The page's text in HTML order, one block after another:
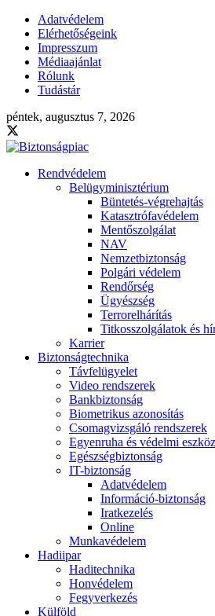
Adatvédelem
Elérhetőségeink
Impresszum
Médiaajánlat
Rólunk
Tudástár
péntek, augusztus 7, 2026
Rendvédelem
Belügyminisztérium
Büntetés-végrehajtás
Katasztrófavédelem
Mentőszolgálat
NAV
Nemzetbiztonság
Polgári védelem
Rendőrség
Ügyészség
Terrorelhárítás
Titkosszolgálatok és
Karrier
Biztonságtechnika
Távfelügyelet
Video rendszerek
Bankbiztonság
Biometrikus azonosítás
Csomagvizsgáló rendszerek
Egyenruha és védelmi
Egészségbiztonság
IT-biztonság
Adatvédelem
Információ-biztonság
Iratkezelés
Online
Munkavédelem
Hadiipar
Haditechnika
Honvédelem
Fegyverkezés
Külföld